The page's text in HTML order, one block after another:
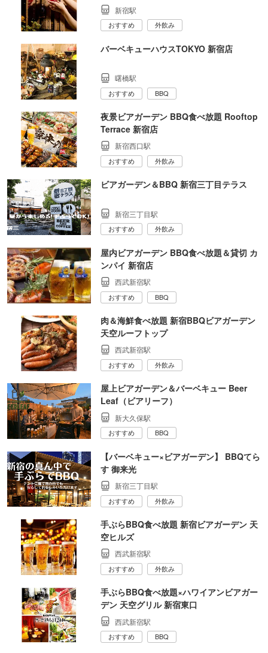
新宿駅
おすすめ 外飲み
バーベキューハウスTOKYO 新宿店
曙橋駅
おすすめ BBQ
夜景ビアガーデン BBQ食べ放題 Rooftop
Terrace 新宿店
新宿西口駅
おすすめ 外飲み
ビアガーデン＆BBQ 新宿三丁目テラス
新宿三丁目駅
おすすめ 外飲み
屋内ビアガーデン BBQ食べ放題＆貸切 カ
ンパイ 新宿店
西武新宿駅
おすすめ BBQ
肉＆海鮮食べ放題 新宿BBQビアガーデン
天空ルーフトップ
西武新宿駅
おすすめ 外飲み
屋上ビアガーデン＆バーベキュー Beer
Leaf（ビアリーフ）
新大久保駅
おすすめ BBQ
【バーベキュー×ビアガーデン】 BBQてら
す 御来光
新宿三丁目駅
おすすめ 外飲み
手ぶらBBQ食べ放題 新宿ビアガーデン 天
空ヒルズ
西武新宿駅
おすすめ 外飲み
手ぶらBBQ食べ放題×ハワイアンビアガー
デン 天空グリル 新宿東口
西武新宿駅
おすすめ BBQ